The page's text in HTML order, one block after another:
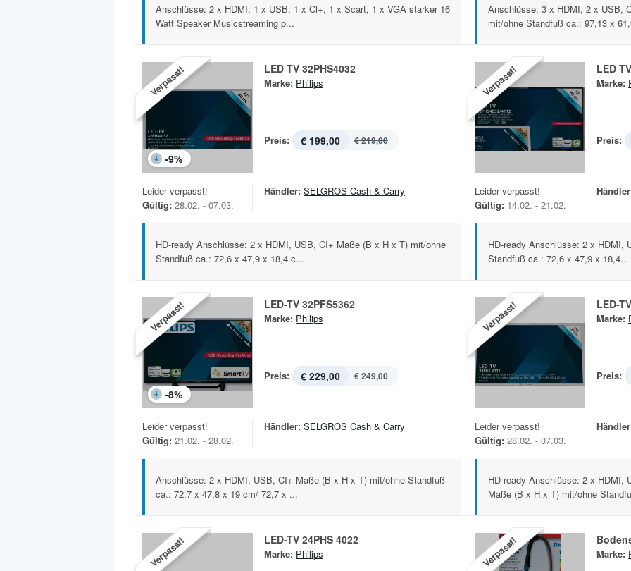
Anschlüsse: 2 x HDMI, 1 x USB, 1 x Cl+, 1 x Scart, 1 x VGA starker 16
Watt Speaker Musicstreaming p...
Anschlüsse: 3 x HDMI, 2 x USB,
mit/ohne Standfuß ca.: 97,13 x
Verpasst!
-9%
LED TV 32PHS4032
Marke: Philips
Preis: € 199,00 € 219,00
Leider verpasst!
Gültig: 28.02. - 07.03.
Händler: SELGROS Cash & Carry
HD-ready Anschlüsse: 2 x HDMI, USB, CI+ Maße (B x H x T) mit/ohne
Standfuß ca.: 72,6 x 47,9 x 18,4 c...
Verpasst! LED
Marke:
Preis:
Leider verpasst!
Gültig: 14.02. - 21.02.
HD-ready Anschlüsse: 2 x HDMI,
Standfuß ca.: 72,6 x 47,9 x 18,4...
Verpasst!
-8%
LED-TV 32PFS5362
Marke: Philips
Preis: € 229,00 € 249,00
Leider verpasst!
Gültig: 21.02. - 28.02.
Händler: SELGROS Cash & Carry
Anschlüsse: 2 x HDMI, USB, CI+ Maße (B x H x T) mit/ohne Standfuß
ca.: 72,7 x 47,8 x 19 cm/ 72,7 x ...
Verpasst! LED-
Marke:
Preis:
Leider verpasst!
Gültig: 28.02. - 07.03.
HD-ready Anschlüsse: 2 x HDMI,
Maße (B x H x T) mit/ohne
Verpasst! LED-TV 24PHS 4022
Marke: Philips Verpasst! Marke: